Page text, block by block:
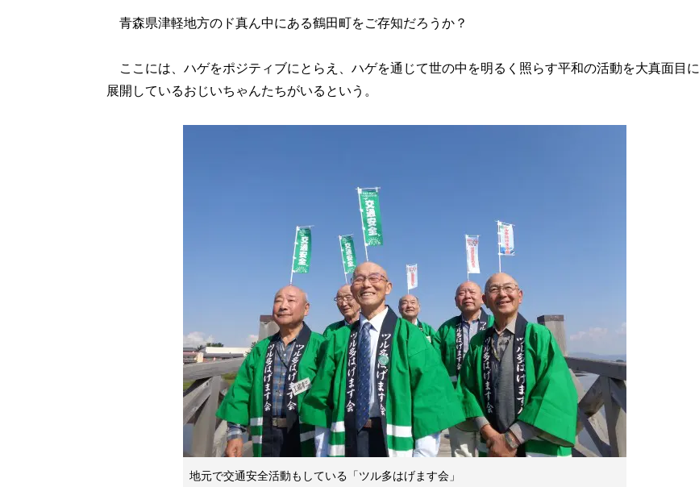
青森県津軽地方のド真ん中にある鶴田町をご存知だろうか？
ここには、ハゲをポジティブにとらえ、ハゲを通じて世の中を明るく照らす平和の活動を大真面目に
展開しているおじいちゃんたちがいるという。
地元で交通安全活動もしている「ツル多はげます会」